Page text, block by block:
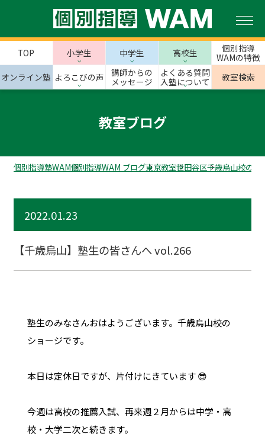
TOP 小学生 中学生 高校生
個別指導
WAMの特徴
オンライン塾 よろこびの声
講師からの
メッセージ
よくある質問
入塾について
教室検索
教室ブログ
個別指導塾WAM個別指導WAM ブログ東京教室世田谷区千歳烏山校のス
2022.01.23
【千歳烏山】塾生の皆さんへ vol.266
塾生のみなさんおはようございます。千歳烏山校の
ショージです。
本日は定休日ですが、片付けにきています 😎
今週は高校の推薦入試、再来週２月からは中学・高
校・大学二次と続きます。